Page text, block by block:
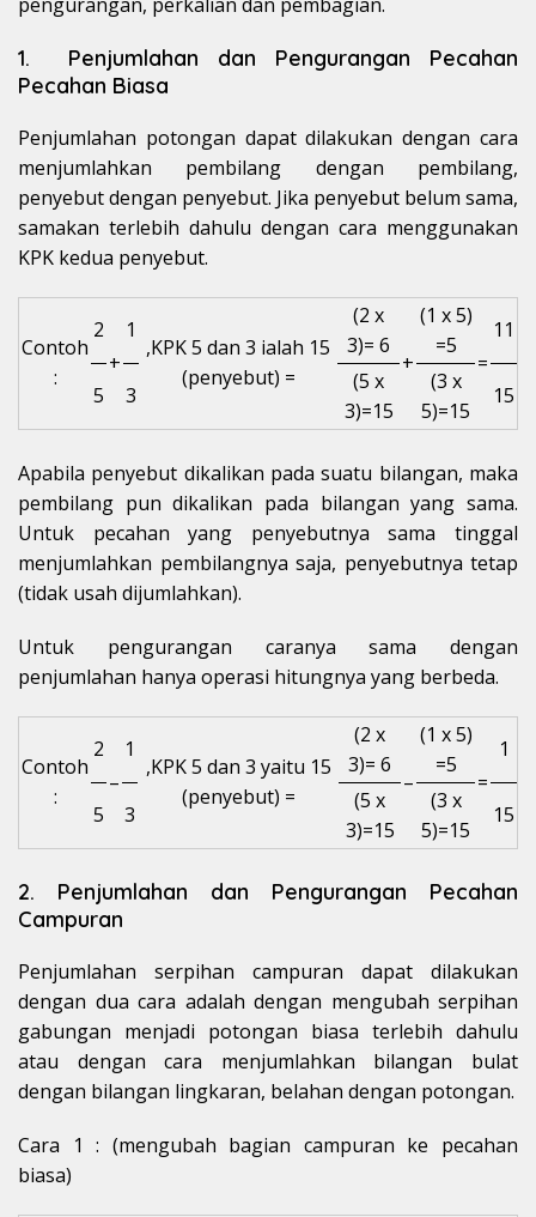
1. Penjumlahan dan Pengurangan Pecahan
Pecahan Biasa
Penjumlahan potongan dapat dilakukan dengan cara
menjumlahkan pembilang dengan pembilang,
penyebut dengan penyebut. Jika penyebut belum sama,
samakan terlebih dahulu dengan cara menggunakan
KPK kedua penyebut.
Contoh
:
2
+
1
,KPK 5 dan 3 ialah 15
(penyebut) =
(2 x
3)= 6
+
(1 x 5)
=5
=
11
5 3
(5 x
3)=15
(3 x
5)=15
15
Apabila penyebut dikalikan pada suatu bilangan, maka
pembilang pun dikalikan pada bilangan yang sama.
Untuk pecahan yang penyebutnya sama tinggal
menjumlahkan pembilangnya saja, penyebutnya tetap
(tidak usah dijumlahkan).
Untuk pengurangan caranya sama dengan
penjumlahan hanya operasi hitungnya yang berbeda.
Contoh
:
2
–
1
,KPK 5 dan 3 yaitu 15
(penyebut) =
(2 x
3)= 6
–
(1 x 5)
=5
=
1
5 3
(5 x
3)=15
(3 x
5)=15
15
2. Penjumlahan dan Pengurangan Pecahan
Campuran
Penjumlahan serpihan campuran dapat dilakukan
dengan dua cara adalah dengan mengubah serpihan
gabungan menjadi potongan biasa terlebih dahulu
atau dengan cara menjumlahkan bilangan bulat
dengan bilangan lingkaran, belahan dengan potongan.
Cara 1 : (mengubah bagian campuran ke pecahan
biasa)